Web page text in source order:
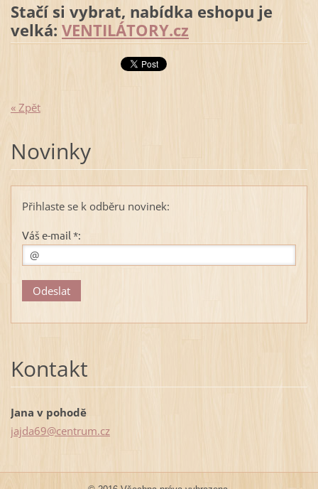
Stačí si vybrat, nabídka eshopu je
velká: VENTILÁTORY.cz
« Zpět
Novinky
Přihlaste se k odběru novinek:
Váš e-mail *:
Kontakt
Jana v pohodě
jajda69@centrum.cz